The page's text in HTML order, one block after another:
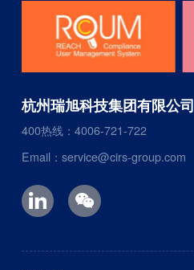
杭州瑞旭科技集团有限公司
400热线：4006-721-722
Email：service@cirs-group.com